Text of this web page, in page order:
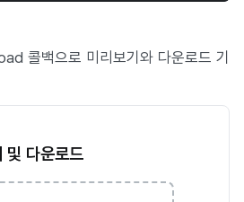
콜백으로 미리보기와 다운로드 기
및 다운로드